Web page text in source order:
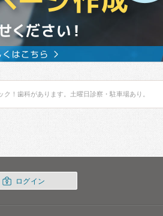
！歯科があります。土曜日診察・駐車場あり。
ログイン